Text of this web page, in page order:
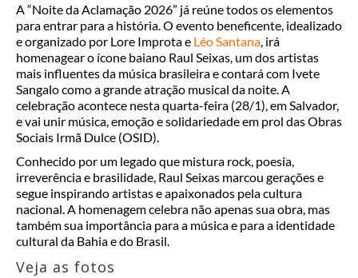
A “Noite da Aclamação 2026” já reúne todos os elementos
para entrar para a história. O evento beneficente, idealizado
e organizado por Lore Improta e Léo Santana , irá
homenagear o ícone baiano Raul Seixas, um dos artistas
mais influentes da música brasileira e contará com Ivete
Sangalo como a grande atração musical da noite. A
celebração acontece nesta quarta-feira (28/1), em Salvador,
e vai unir música, emoção e solidariedade em prol das Obras
Sociais Irmã Dulce (OSID).
Conhecido por um legado que mistura rock, poesia,
irreverência e brasilidade, Raul Seixas marcou gerações e
segue inspirando artistas e apaixonados pela cultura
nacional. A homenagem celebra não apenas sua obra, mas
também sua importância para a música e para a identidade
cultural da Bahia e do Brasil.
Veja as fotos